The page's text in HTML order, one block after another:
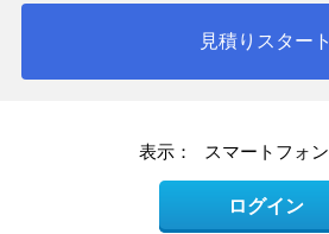
見積りスタート
表示： スマートフォン
ログイン